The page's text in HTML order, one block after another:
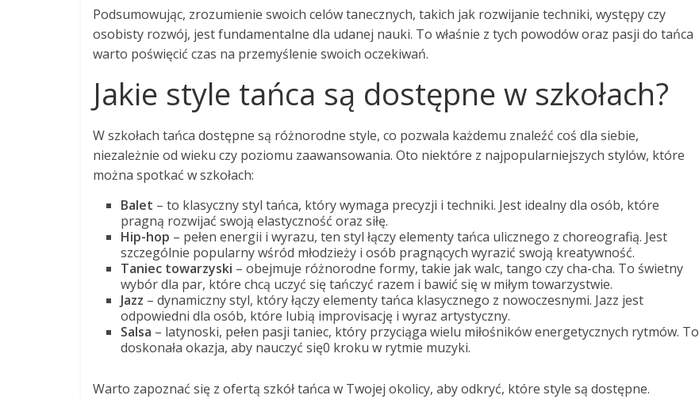
Podsumowując, zrozumienie swoich celów tanecznych, takich jak rozwijanie techniki, występy czy
osobisty rozwój, jest fundamentalne dla udanej nauki. To właśnie z tych powodów oraz pasji do tańca
warto poświęcić czas na przemyślenie swoich oczekiwań.
Jakie style tańca są dostępne w szkołach?
W szkołach tańca dostępne są różnorodne style, co pozwala każdemu znaleźć coś dla siebie,
niezależnie od wieku czy poziomu zaawansowania. Oto niektóre z najpopularniejszych stylów, które
można spotkać w szkołach:
Balet – to klasyczny styl tańca, który wymaga precyzji i techniki. Jest idealny dla osób, które
pragną rozwijać swoją elastyczność oraz siłę.
Hip-hop – pełen energii i wyrazu, ten styl łączy elementy tańca ulicznego z choreografią. Jest
szczególnie popularny wśród młodzieży i osób pragnących wyrazić swoją kreatywność.
Taniec towarzyski – obejmuje różnorodne formy, takie jak walc, tango czy cha-cha. To świetny
wybór dla par, które chcą uczyć się tańczyć razem i bawić się w miłym towarzystwie.
Jazz – dynamiczny styl, który łączy elementy tańca klasycznego z nowoczesnymi. Jazz jest
odpowiedni dla osób, które lubią improvisację i wyraz artystyczny.
Salsa – latynoski, pełen pasji taniec, który przyciąga wielu miłośników energetycznych rytmów. To
doskonała okazja, aby nauczyć się0 kroku w rytmie muzyki.
Warto zapoznać się z ofertą szkół tańca w Twojej okolicy, aby odkryć, które style są dostępne.